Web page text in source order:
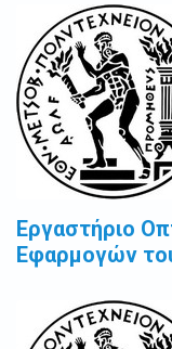
Εργαστήριο
Εφαρμογών